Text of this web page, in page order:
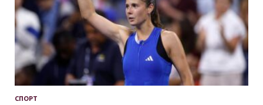
СПОРТ